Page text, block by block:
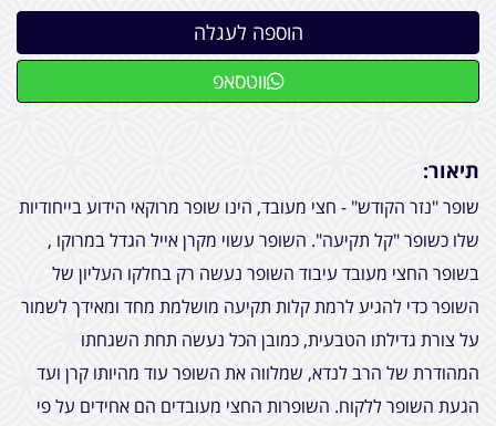
ווטסאפ
תיאור:
שופר "נזר הקודש" - חצי מעובד, הינו שופר מרוקאי הידוע בייחודיות
שלו כשופר "קל תקיעה". השופר עשוי מקרן אייל הגדל במרוקו ,
בשופר החצי מעובד עיבוד השופר נעשה רק בחלקו העליון של
השופר כדי להגיע לרמת קלות תקיעה מושלמת מחד ומאידך לשמור
על צורת גדילתו הטבעית, כמובן הכל נעשה תחת השגחתו
המהודרת של הרב לנדא, שמלווה את השופר עוד מהיותו קרן ועד
הגעת השופר ללקוח. השופרות החצי מעובדים הם אחידים על פי